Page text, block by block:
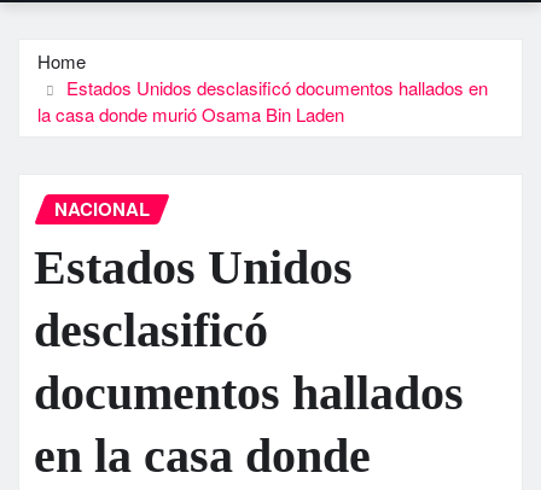
Home
Estados Unidos desclasificó documentos hallados en
la casa donde murió Osama Bin Laden
NACIONAL
Estados Unidos
desclasificó
documentos hallados
en la casa donde